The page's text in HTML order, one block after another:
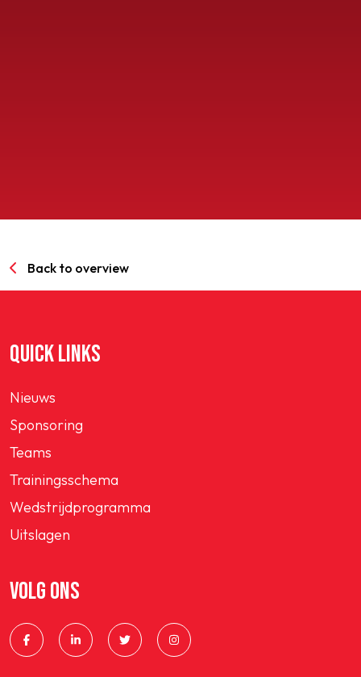
Back to overview
QUICK LINKS
Nieuws
Sponsoring
Teams
Trainingsschema
Wedstrijdprogramma
Uitslagen
VOLG ONS